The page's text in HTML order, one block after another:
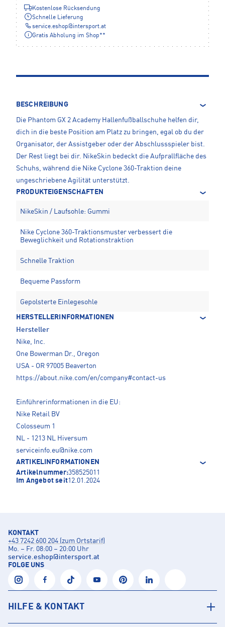
Kostenlose Rücksendung
Schnelle Lieferung
service.eshop@ intersport.at
Gratis Abholung im Shop**
BESCHREIBUNG
Die Phantom GX 2 Academy Hallenfußballschuhe helfen dir,
dich in die beste Position am Platz zu bringen, egal ob du der
Organisator, der Assistgeber oder der Abschlussspieler bist.
Der Rest liegt bei dir. NikeSkin bedeckt die Aufprallfläche des
Schuhs, während die Nike Cyclone 360-Traktion deine
ungeschriebene Agilität unterstützt.
PRODUKTEIGENSCHAFTEN
NikeSkin / Laufsohle: Gummi
Nike Cyclone 360-Traktionsmuster verbessert die
Beweglichkeit und Rotationstraktion
Schnelle Traktion
Bequeme Passform
Gepolsterte Einlegesohle
HERSTELLERINFORMATIONEN
Hersteller
Nike, Inc.
One Bowerman Dr., Oregon
USA - OR 97005 Beaverton
https://about.nike.com/en/company#contact-us
Einführerinformationen in die EU:
Nike Retail BV
Colosseum 1
NL - 1213 NL Hiversum
serviceinfo.eu@nike.com
ARTIKELINFORMATIONEN
Artikelnummer:358525011
Im Angebot seit12.01.2024
KONTAKT
+43 7242 600 204 (zum Ortstarif)
Mo. – Fr. 08:00 – 20:00 Uhr
service.eshop@intersport.at
FOLGE UNS
HILFE & KONTAKT